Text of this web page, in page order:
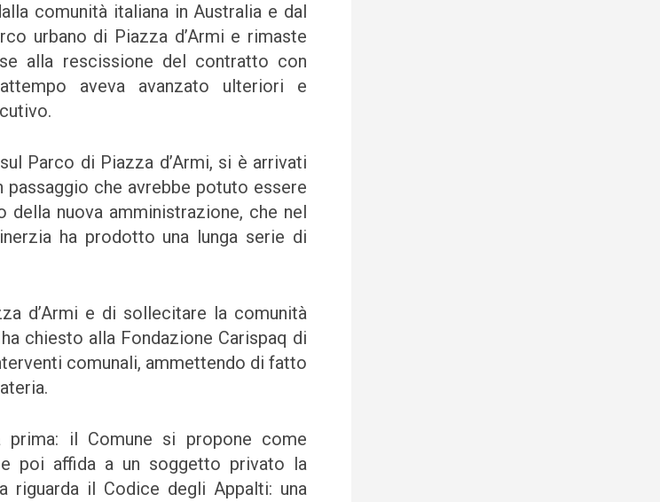
comunità italiana in Australia e dal
urbano di Piazza d’Armi e rimaste
alla rescissione del contratto con
aveva avanzato ulteriori e
Parco di Piazza d’Armi, si è arrivati
che avrebbe potuto essere
nuova amministrazione, che nel
ha prodotto una lunga serie di
d’Armi e di sollecitare la comunità
chiesto alla Fondazione Carispaq di
comunali, ammettendo di fatto
prima: il Comune si propone come
poi affida a un soggetto privato la
riguarda il Codice degli Appalti: una